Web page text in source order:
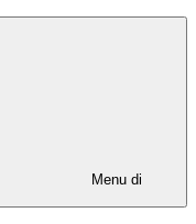
Menu di